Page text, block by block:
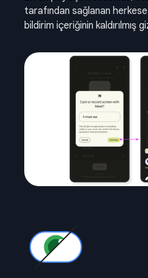
tarafından sağlanan
bildirim içeriğinin kaldırılmış